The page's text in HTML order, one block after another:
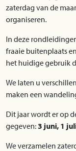
zaterdag van de
organiseren.
In deze
fraaie buitenplaats
het huidige gebruik
We laten u
maken een
Dit jaar wordt er op
gegeven:3 juni, 1
We verzamelen